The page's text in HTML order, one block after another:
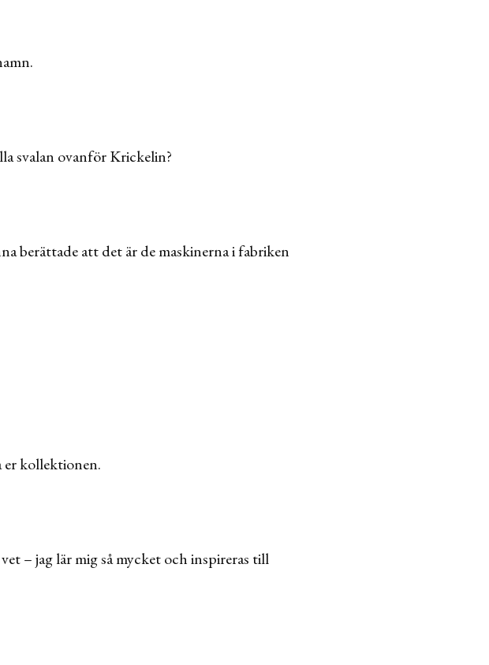
svalan ovanför Krickelin?
berättade att det är de maskinerna i fabriken
er kollektionen.
– jag lär mig så mycket och inspireras till